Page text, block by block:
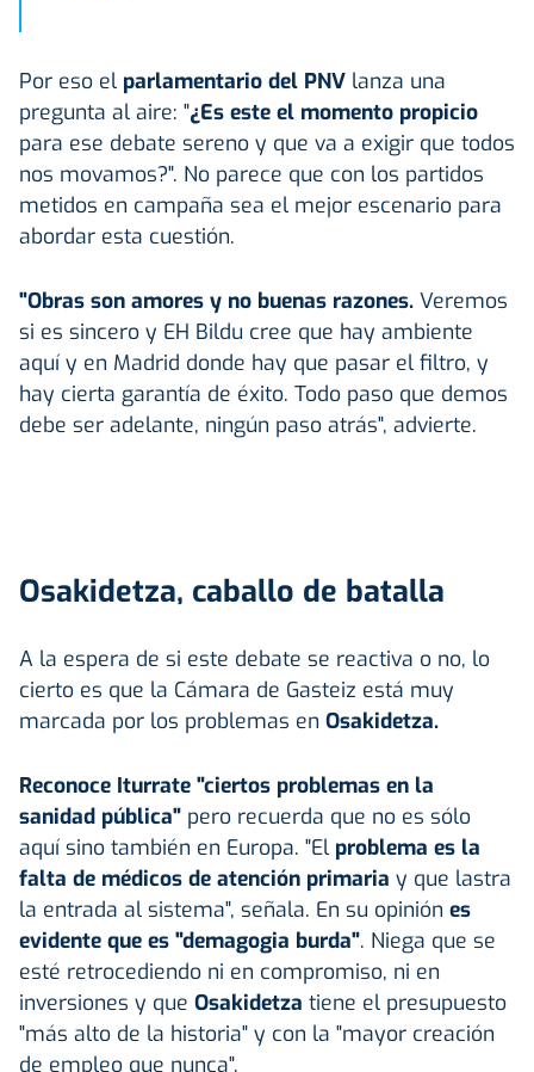
Por eso el parlamentario del PNV lanza una
pregunta al aire: "¿Es este el momento propicio
para ese debate sereno y que va a exigir que todos
nos movamos?". No parece que con los partidos
metidos en campaña sea el mejor escenario para
abordar esta cuestión.
"Obras son amores y no buenas razones. Veremos
si es sincero y EH Bildu cree que hay ambiente
aquí y en Madrid donde hay que pasar el filtro, y
hay cierta garantía de éxito. Todo paso que demos
debe ser adelante, ningún paso atrás", advierte.
Osakidetza, caballo de batalla
A la espera de si este debate se reactiva o no, lo
cierto es que la Cámara de Gasteiz está muy
marcada por los problemas en Osakidetza.
Reconoce Iturrate "ciertos problemas en la
sanidad pública" pero recuerda que no es sólo
aquí sino también en Europa. "El problema es la
falta de médicos de atención primaria y que lastra
la entrada al sistema", señala. En su opinión es
evidente que es "demagogia burda". Niega que se
esté retrocediendo ni en compromiso, ni en
inversiones y que Osakidetza tiene el presupuesto
"más alto de la historia" y con la "mayor creación
de empleo que nunca".